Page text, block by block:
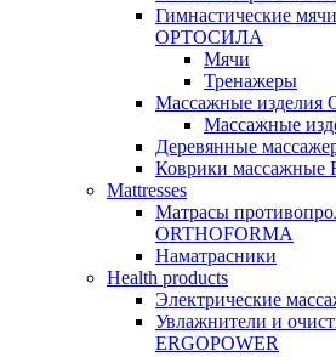
Гимнастические
ОРТОСИЛА
Мячи
Тренажеры
Массажные
Массажные
Деревянные
Коврики
Мattresses
Матрасы
ORTHOFORMA
Наматрасники
Health products
Электрические
Увлажнители и
ERGOPOWER